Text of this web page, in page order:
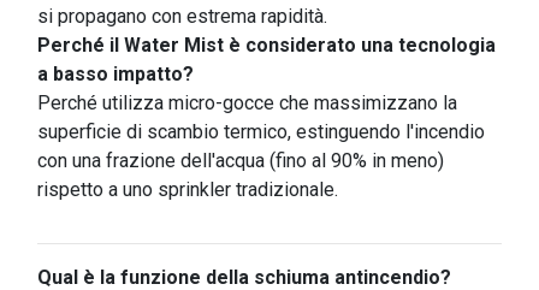
si propagano con estrema rapidità.
Perché il Water Mist è considerato una tecnologia
a basso impatto?
Perché utilizza micro-gocce che massimizzano la
superficie di scambio termico, estinguendo l'incendio
con una frazione dell'acqua (fino al 90% in meno)
rispetto a uno sprinkler tradizionale.
Qual è la funzione della schiuma antincendio?